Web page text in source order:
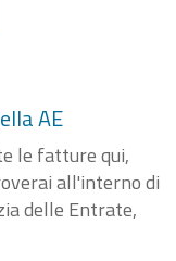
AE
le fatture qui,
all'interno di
delle Entrate,